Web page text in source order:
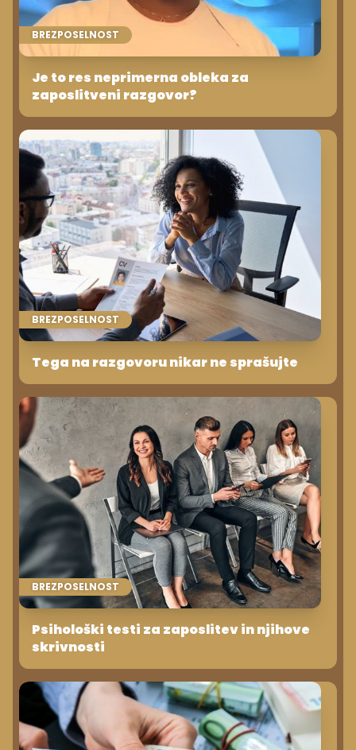
BREZPOSELNOST
Je to res neprimerna obleka za
zaposlitveni razgovor?
BREZPOSELNOST
Tega na razgovoru nikar ne sprašujte
BREZPOSELNOST
Psihološki testi za zaposlitev in njihove
skrivnosti